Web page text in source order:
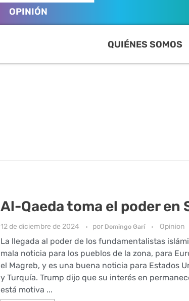
OPINIÓN
QUIÉNES SOMOS
Al-Qaeda toma el poder en
12 de diciembre de 2024 por Domingo Garí Opinion
La llegada al poder de los fundamentalistas
mala noticia para los pueblos de la zona, para
el Magreb, y es una buena noticia para Estados
y Turquía. Trump dijo que su interés en
está motiva ...